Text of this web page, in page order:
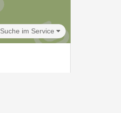
Suche im Service